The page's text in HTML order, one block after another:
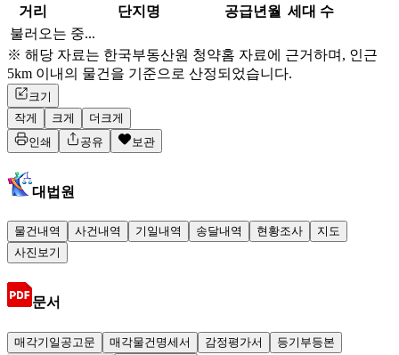
거리 단지명 공급년월 세대 수
불러오는 중...
※ 해당 자료는 한국부동산원 청약홈 자료에 근거하며, 인근
5km 이내의 물건을 기준으로 산정되었습니다.
크기
작게
크게
더크게
인쇄
공유 보관
대법원
물건내역 사건내역 기일내역 송달내역 현황조사
지도
사진보기
문서
매각기일공고문 매각물건명세서 감정평가서
등기부등본